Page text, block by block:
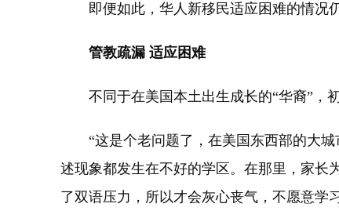
即便如此，华人新移民适应困难的情况仍
管教疏漏 适应困难
不同于在美国本土出生成长的“华裔”，初
“这是个老问题了，在美国东西部的大城
述现象都发生在不好的学区。在那里，家长
了双语压力，所以才会灰心丧气，不愿意学习